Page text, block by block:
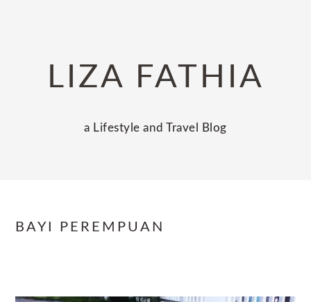
navigationLIZA FATHIA
a Lifestyle and Travel Blog
BAYI PEREMPUAN